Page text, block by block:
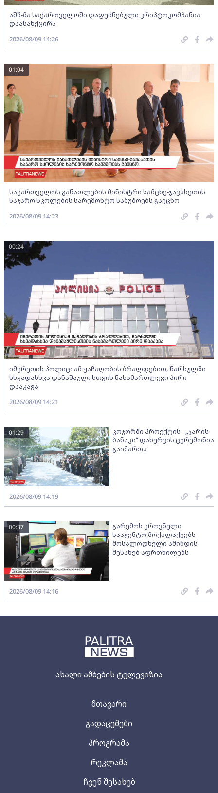
ახალი ამბების ტელევიზია
მთავარი
გადაცემები
პროგრამა
რეკლამა
ჩვენ შესახებ
აშშ-მა საქართველოში დაფუძნებული კრიპტოკომპანია
დაასანქცირა
2026/08/09 14:26
საქართველოს განათლების მინისტრი სამცხე-ჯავახეთის
საჯარო სკოლების სარემონტო სამუშოებს გაეცნო
01:04
2026/08/09 14:23
იმერეთის პოლიციამ ყაჩაღობის ბრალდებით, წარსულში
სხვადასხვა დანაშაულისთვის ნასამართლევი პირი
დააკავა
00:24
2026/08/09 14:21
კოჯორში პროექტის - „ჯარის
ბანაკი“ დახურვის ცერემონია
გაიმართა
01:29
2026/08/09 14:19
გარემოს ეროვნული
სააგენტო მოქალაქეებს
მოსალოდნელი ამინდის
შესახებ აფრთხილებს
00:37
2026/08/09 14:16